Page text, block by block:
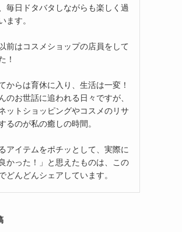
毎日ドタバタしながらも楽しく過
ます。
前はコスメショップの店員をして
！
からは育休に入り、生活は一変！
のお世話に追われる日々ですが、
ットショッピングやコスメのリサ
るのが私の癒しの時間。
アイテムをポチッとして、実際に
良かった！」と思えたものは、この
どんどんシェアしています。